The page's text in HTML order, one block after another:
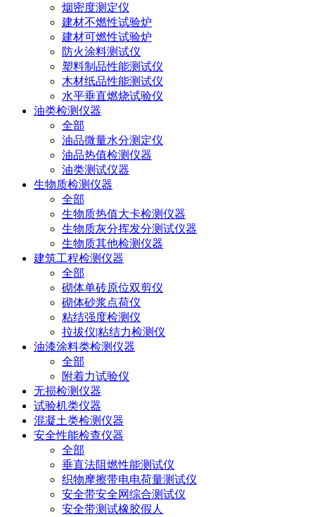
烟密度测定仪
建材不燃性试验炉
建材可燃性试验炉
防火涂料测试仪
塑料制品性能测试仪
木材纸品性能测试仪
水平垂直燃烧试验仪
油类检测仪器
全部
油品微量水分测定仪
油品热值检测仪器
油类测试仪器
生物质检测仪器
全部
生物质热值大卡检测仪器
生物质灰分挥发分测试仪器
生物质其他检测仪器
建筑工程检测仪器
全部
砌体单砖原位双剪仪
砌体砂浆点荷仪
粘结强度检测仪
拉拔仪|粘结力检测仪
油漆涂料类检测仪器
全部
附着力试验仪
无损检测仪器
试验机类仪器
混凝土类检测仪器
安全性能检查仪器
全部
垂直法阻燃性能测试仪
织物摩擦带电电荷量测试仪
安全带安全网综合测试仪
安全带测试橡胶假人